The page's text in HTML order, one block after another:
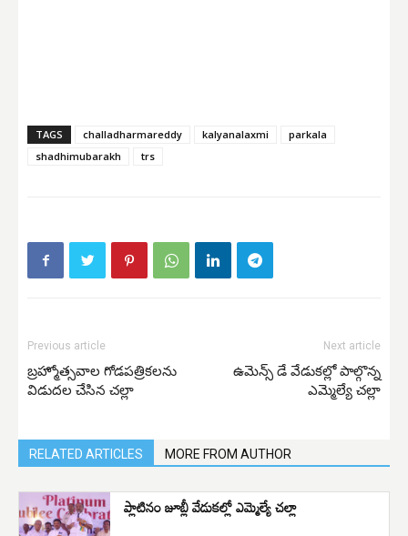
TAGS challadharmareddy kalyanalaxmi
parkala
shadhimubarakh
trs
Previous article
బ్రహ్మోత్సవాల గోడపత్రికలను
విడుదల చేసిన చల్లా
Next article
ఉమెన్స్ డే వేడుకల్లో పాల్గొన్న
ఎమ్మెల్యే చల్లా
RELATED ARTICLES MORE FROM AUTHOR
ప్లాటినం జూబ్లీ వేడుకల్లో ఎమ్మెల్యే చల్లా